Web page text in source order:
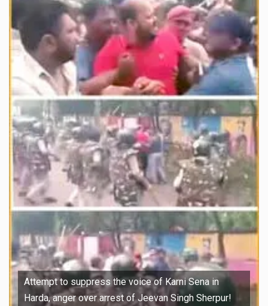
Attempt to suppress the voice of Karni Sena in
Harda, anger over arrest of Jeevan Singh Sherpur!